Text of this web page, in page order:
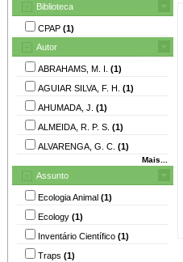
Biblioteca
CPAP (1)
Autor
ABRAHAMS, M. I. (1)
AGUIAR SILVA, F. H. (1)
AHUMADA, J. (1)
ALMEIDA, R. P. S. (1)
ALVARENGA, G. C. (1)
Mais...
Assunto
Ecologia Animal (1)
Ecology (1)
Inventário Científico (1)
Traps (1)